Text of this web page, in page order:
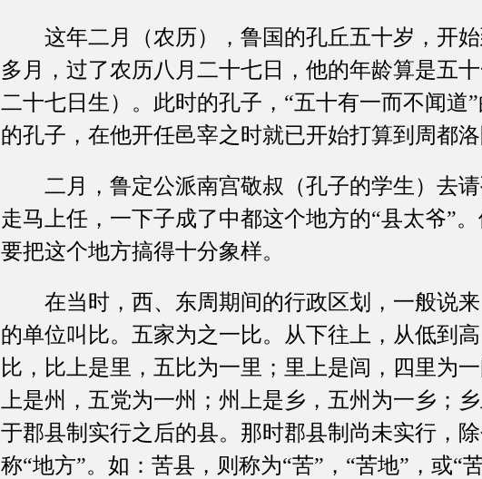
这年二月（农历），鲁国的孔丘五十岁，开始
多月，过了农历八月二十七日，他的年龄算是五
二十七日生）。此时的孔子，“五十有一而不闻道
的孔子，在他开任邑宰之时就已开始打算到周都
二月，鲁定公派南宫敬叔（孔子的学生）去请
走马上任，一下子成了中都这个地方的“县太爷”
要把这个地方搞得十分象样。
在当时，西、东周期间的行政区划，一般说
的单位叫比。五家为之一比。从下往上，从低到
比，比上是里，五比为一里；里上是闾，四里为
上是州，五党为一州；州上是乡，五州为一乡；
于郡县制实行之后的县。那时郡县制尚未实行，
称“地方”。如：苦县，则称为“苦”，“苦地”，或“